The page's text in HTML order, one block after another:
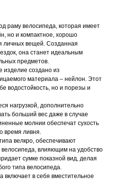
раму велосипеда, которая имеет
но и компактное, хорошо
личных вещей. Созданная
она станет идеальным
предметов.
изделие создано из
материала – нейлон. Этот
водостойкость, но и порезы и
нагрузкой, дополнительно
больший вес даже в случае
молнии обеспечат сухость
время ливня.
велкро, обеспечивают
влияющим на удобство
сумке показной вид, делая
типа велосипеда.
включает в себя вместительное